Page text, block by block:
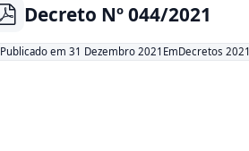
pdf
Decreto Nº 044/2021
Publicado em 31 Dezembro 2021 EmDecretos 2021